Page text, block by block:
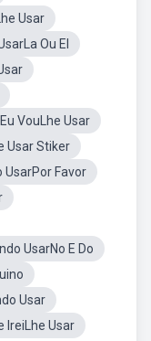
Usar
Ou El
VouLhe Usar
Usar Stiker
UsarPor Favor
UsarNo E Do
Usar
IreiLhe Usar